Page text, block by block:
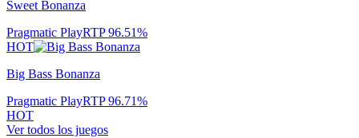
Sweet Bonanza
Pragmatic PlayRTP96.51%
HOT
Big Bass Bonanza
Pragmatic PlayRTP96.71%
HOT
Ver todos los juegos